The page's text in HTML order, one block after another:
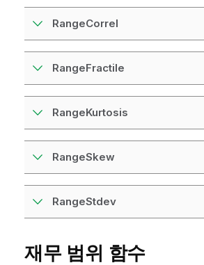
RangeCorrel
RangeFractile
RangeKurtosis
RangeSkew
RangeStdev
재무 범위 함수